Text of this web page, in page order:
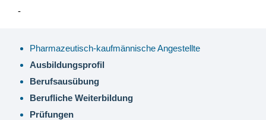
-
Pharmazeutisch-kaufmännische Angestellte
Ausbildungsprofil
Berufsausübung
Berufliche Weiterbildung
Prüfungen